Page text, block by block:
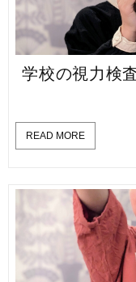
学校の視力検
READ MORE